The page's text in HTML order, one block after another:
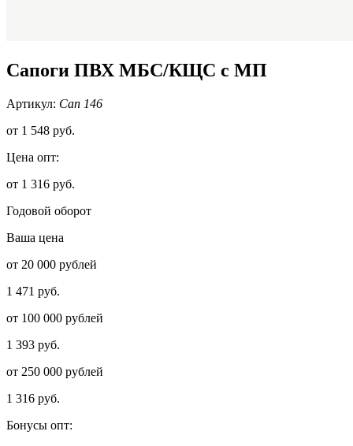
Сапоги ПВХ МБС/КЩС с МП
Артикул: Сап 146
от 1 548 руб.
Цена опт:
от 1 316 руб.
Годовой оборот
Ваша цена
от 20 000 рублей
1 471 руб.
от 100 000 рублей
1 393 руб.
от 250 000 рублей
1 316 руб.
Бонусы опт: